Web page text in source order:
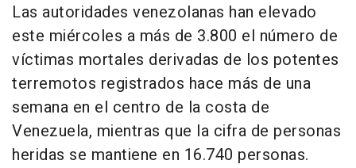
Las autoridades venezolanas han elevado
este miércoles a más de 3.800 el número de
víctimas mortales derivadas de los potentes
terremotos registrados hace más de una
semana en el centro de la costa de
Venezuela, mientras que la cifra de personas
heridas se mantiene en 16.740 personas.